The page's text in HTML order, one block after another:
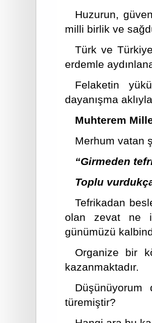
Huzurun,
milli birlik ve
Türk ve
erdemle
Felaketin
dayanışma
Muhterem
Merhum vatan
“Girmeden
Toplu
Tefrikadan
olan zevat ne
günümüzü
Organize bir
kazanmaktadır.
türemiştir?